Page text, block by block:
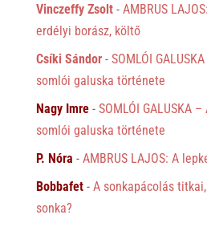
Vinczeffy Zsolt- AMBRUS
erdélyi borász, költő
Csíki Sándor- SOMLÓI
somlói galuska története
Nagy Imre- SOMLÓI GALUSKA
somlói galuska története
P. Nóra - AMBRUS LAJOS: A
Bobbafet- A sonkapácolás
sonka?